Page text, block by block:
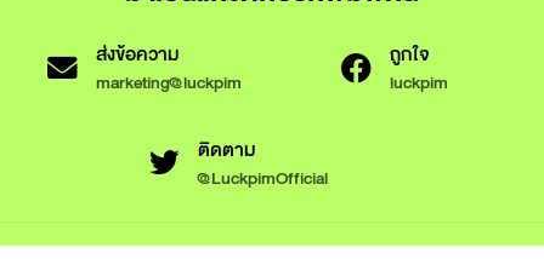
ส่งข้อความ
marketing@luckpim
ถูกใจ
luckpim
ติดตาม
@LuckpimOfficial